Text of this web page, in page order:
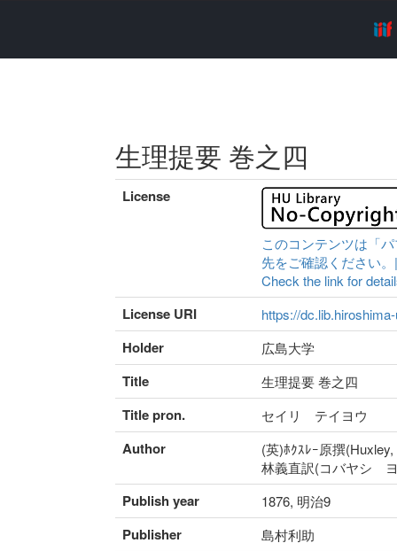
生理提要 巻之四
License
このコンテンツは「
先をご確認ください
Check the link for
License URI https://
Holder 広島大学
Title 生理提要 巻之四
Title pron. セイリ テイヨウ
Author
(英)ﾎｸｽﾚｰ原撰
林義直訳(コバヤシ
Publish year 1876, 明治9
Publisher 島村利助